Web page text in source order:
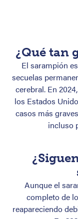
¿Qué tan
El sarampión
secuelas
cerebral. En
los Estados
casos más
incluso
Aunque el
completo de
reapareciendo